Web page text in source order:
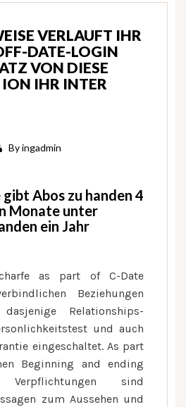
VERLAUFT IHR
DATE-LOGIN
VON DIESE
IHR INTER
Byingadmin
Abos zu handen 4
Monate unter
ein Jahr
as part of C-Date
Beziehungen
Relationships-
und auch
eingeschaltet. As part
Beginning and ending
sind
zum Aussehen und